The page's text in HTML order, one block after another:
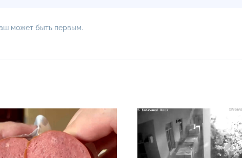
может быть первым.